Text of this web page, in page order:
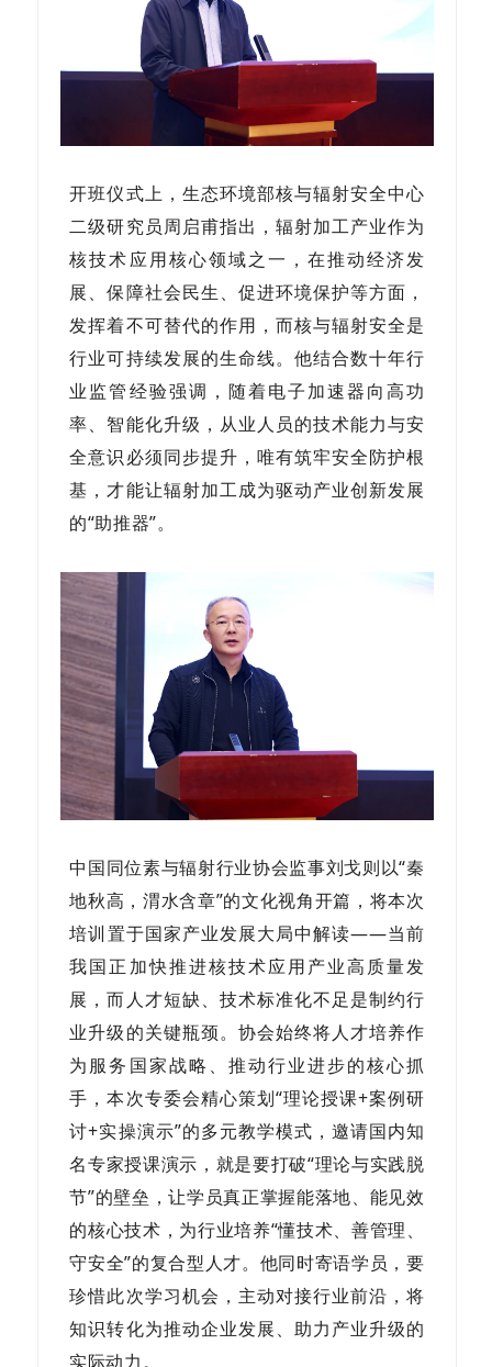
开班仪式上，生态环境部核与辐射安全中心
二级研究员周启甫指出，辐射加工产业作为
核技术应用核心领域之一，在推动经济发
展、保障社会民生、促进环境保护等方面，
发挥着不可替代的作用，而核与辐射安全是
行业可持续发展的生命线。他结合数十年行
业监管经验强调，随着电子加速器向高功
率、智能化升级，从业人员的技术能力与安
全意识必须同步提升，唯有筑牢安全防护根
基，才能让辐射加工成为驱动产业创新发展
的“助推器”。
中国同位素与辐射行业协会监事刘戈则以“秦
地秋高，渭水含章”的文化视角开篇，将本次
培训置于国家产业发展大局中解读——当前
我国正加快推进核技术应用产业高质量发
展，而人才短缺、技术标准化不足是制约行
业升级的关键瓶颈。协会始终将人才培养作
为服务国家战略、推动行业进步的核心抓
手，本次专委会精心策划“理论授课+案例研
讨+实操演示”的多元教学模式，邀请国内知
名专家授课演示，就是要打破“理论与实践脱
节”的壁垒，让学员真正掌握能落地、能见效
的核心技术，为行业培养“懂技术、善管理、
守安全”的复合型人才。他同时寄语学员，要
珍惜此次学习机会，主动对接行业前沿，将
知识转化为推动企业发展、助力产业升级的
实际动力。